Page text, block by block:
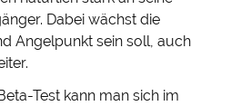
Dabei wächst die
Angelpunkt sein soll, auch
Test kann man sich im